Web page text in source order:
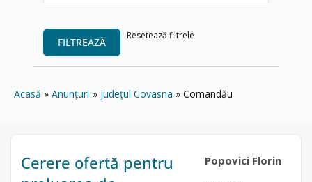
FILTREAZĂ
Resetează filtrele
Acasă Anunțuri județul Covasna Comandău
Cerere ofertă pentru
Popovici Florin